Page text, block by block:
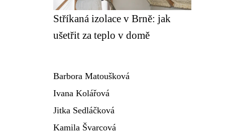
Stříkaná izolace v Brně: jak
ušetřit za teplo v domě
Barbora Matoušková
Ivana Kolářová
Jitka Sedláčková
Kamila Švarcová